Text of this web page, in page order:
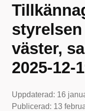
väster,
2025-12-
Uppdaterad: 16
Publicerad: 13